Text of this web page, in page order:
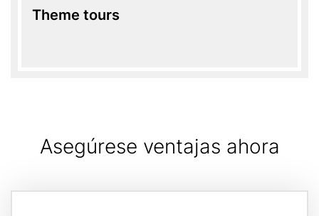
Theme tours
Asegúrese ventajas ahora